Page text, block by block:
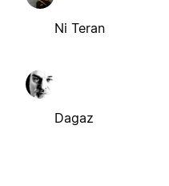
Ni Teran
Dagaz